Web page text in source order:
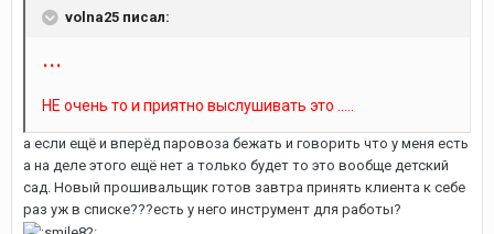
volna25 писал:
...
НЕ очень то и приятно выслушивать это .....
а если ещё и вперёд паровоза бежать и говорить что у меня есть
а на деле этого ещё нет а только будет то это вообще детский
сад. Новый прошивальщик готов завтра принять клиента к себе
раз уж в списке???есть у него инструмент для работы?